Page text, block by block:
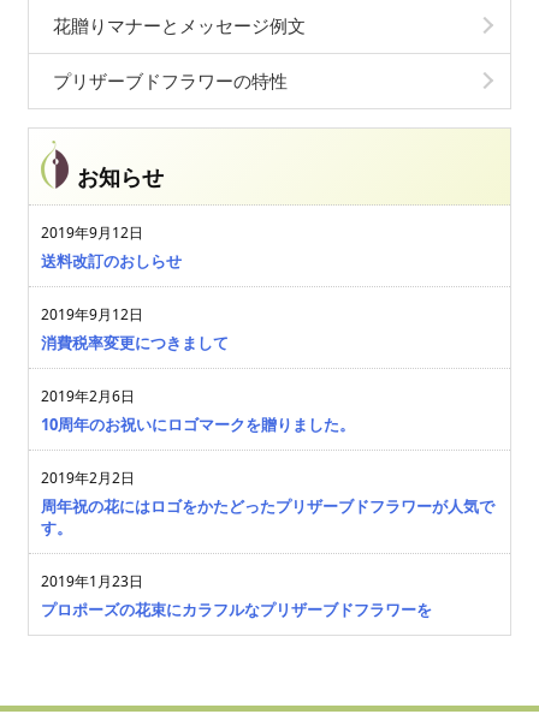
花贈りマナーとメッセージ例文
プリザーブドフラワーの特性
お知らせ
2019年9月12日
送料改訂のおしらせ
2019年9月12日
消費税率変更につきまして
2019年2月6日
10周年のお祝いにロゴマークを贈りました。
2019年2月2日
周年祝の花にはロゴをかたどったプリザーブドフラワーが人気で
す。
2019年1月23日
プロポーズの花束にカラフルなプリザーブドフラワーを